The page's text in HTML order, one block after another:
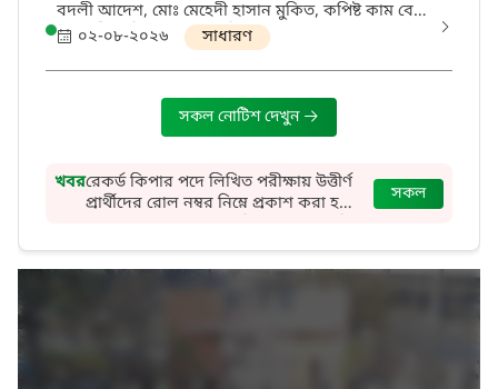
বদলী আদেশ, মোঃ মেহেদী হাসান মুকিত, কপিষ্ট কাম বেঞ্চ
সহকারী তারিখ 28.07.26 খ্রি
০২-০৮-২০২৬ সাধারণ
সকল নোটিশ দেখুন
খবররেকর্ড কিপার পদে লিখিত পরীক্ষায় উত্তীর্ণ
প্রার্থীদের রোল নম্বর নিম্নে প্রকাশ করা হলো,
সকল